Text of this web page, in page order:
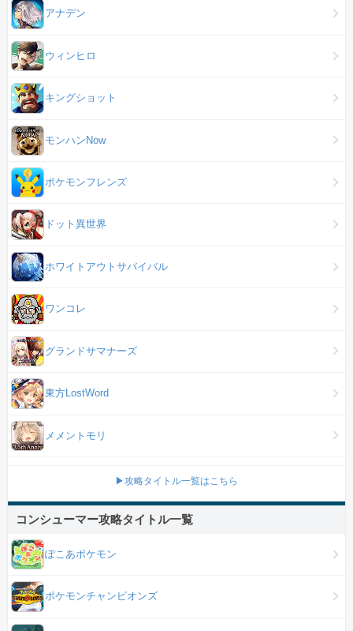
アナデン
ウィンヒロ
キングショット
モンハンNow
ポケモンフレンズ
ドット異世界
ホワイトアウトサバイバル
ワンコレ
グランドサマナーズ
東方LostWord
メメントモリ
▶攻略タイトル一覧はこちら
コンシューマー攻略タイトル一覧
ぽこあポケモン
ポケモンチャンピオンズ